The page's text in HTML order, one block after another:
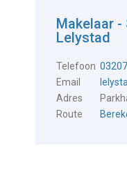
Makelaar -
Lelystad
Telefoon
Email
Adres
Route